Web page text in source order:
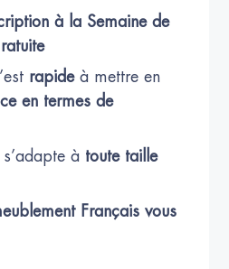
à la Semaine de
rapideà mettre en
en termes de
à toute taille
Français vous